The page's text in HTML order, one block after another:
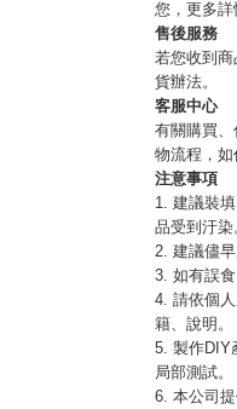
您，更多詳
售後服務
若您收到
貨辦法。
客服中心
有關購買
物流程，如
注意事項
1. 建議裝
品受到汙染
2. 建議儘
3. 如有誤食
4. 請依個
籍、說明。
5. 製作DIY
局部測試。
6. 本公司提